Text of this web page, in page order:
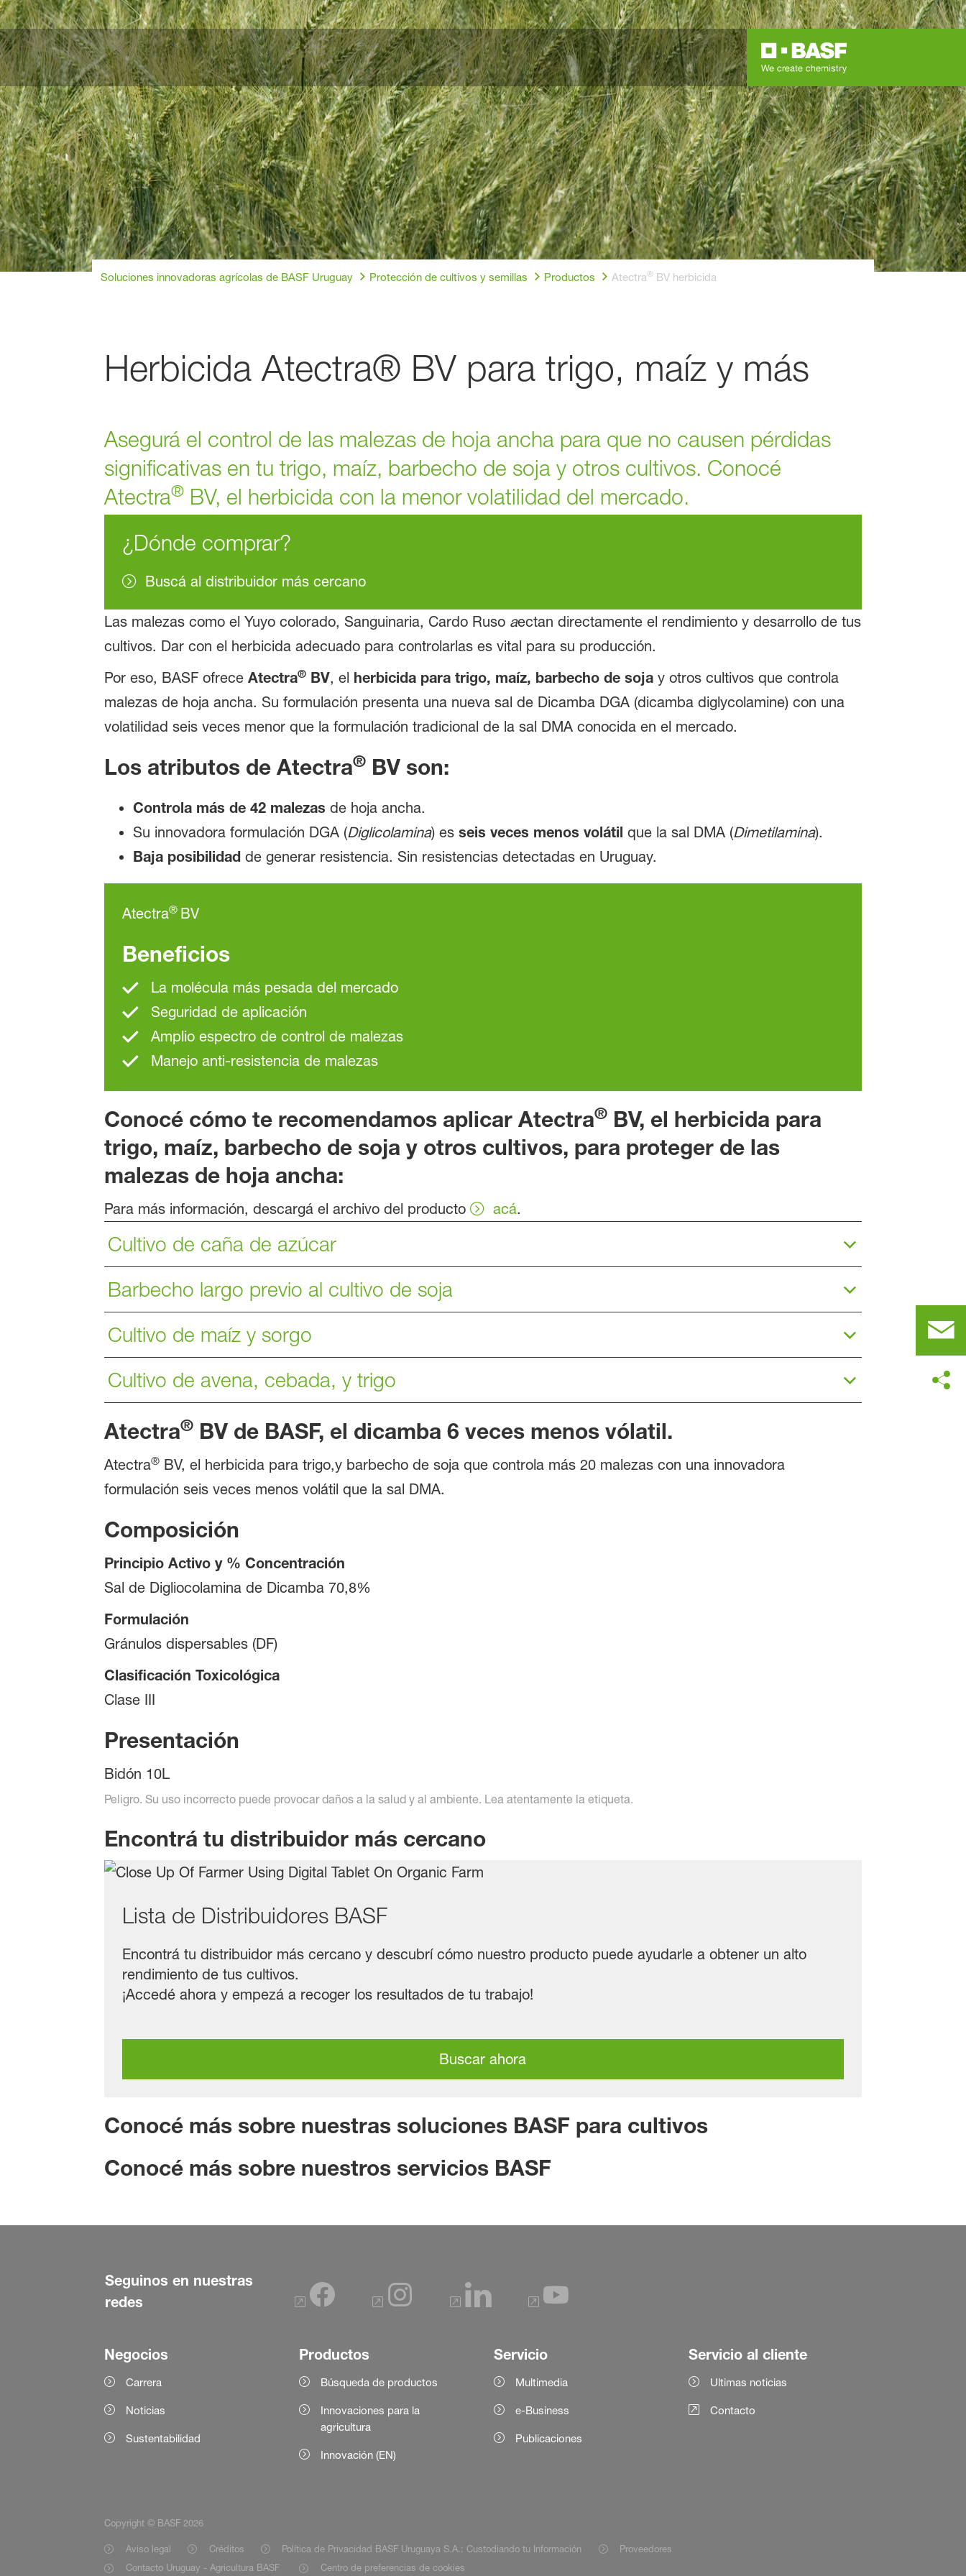
Soluciones innovadoras agrícolas de BASF Uruguay Protección de cultivos y semillas Productos Atectra®BV herbicida
Herbicida Atectra® BV para trigo, maíz y más
Asegurá el control de las malezas de hoja ancha para que no causen pérdidas
significativas en tu trigo, maíz, barbecho de soja y otros cultivos. Conocé
Atectra®BV, el herbicida con la menor volatilidad del mercado.
¿Dónde comprar?
Buscá al distribuidor más cercano
Las malezas como el Yuyo colorado, Sanguinaria, Cardo Rusoaectan directamente el rendimiento y desarrollo de tus
cultivos. Dar con el herbicida adecuado para controlarlas es vital para su producción.
Por eso, BASF ofreceAtectra®BV, el herbicida para trigo, maíz, barbecho de sojay otros cultivos que controla
malezas de hoja ancha. Su formulación presenta una nueva sal de Dicamba DGA (dicamba diglycolamine) con una
volatilidad seis veces menor que la formulación tradicional de la sal DMA conocida en el mercado.
Los atributos de Atectra®BVson:
Controla más de 42 malezas de hoja ancha.
Su innovadora formulación DGA (Diglicolamina) es seis veces menos volátil que la sal DMA (Dimetilamina).
Baja posibilidadde generar resistencia. Sin resistencias detectadas en Uruguay.
Atectra® BV
Beneficios
La molécula más pesada del mercado
Seguridad de aplicación
Amplio espectro de control de malezas
Manejo anti-resistencia de malezas
Conocé cómo te recomendamos aplicar Atectra®BV, el herbicida para
trigo, maíz, barbecho de soja y otros cultivos, para proteger de las
malezas de hoja ancha:
Para más información, descargá el archivo del producto acá.
Cultivo de caña de azúcar
Barbecho largo previo al cultivo de soja
Cultivo de maíz y sorgo
Cultivo de avena, cebada, y trigo
Atectra®BV de BASF, el dicamba 6 veces menos vólatil.
Atectra®BV, el herbicida para trigo,y barbecho de soja que controla más 20 malezas con una innovadora
formulación seis veces menos volátil que la sal DMA.
Composición
Principio Activo y % Concentración
Sal de Digliocolamina de Dicamba 70,8%
Formulación
Gránulos dispersables (DF)
Clasificación Toxicológica
Clase III
Presentación
Bidón 10L
Peligro. Su uso incorrecto puede provocar daños a la salud y al ambiente. Lea atentamente la etiqueta.
Encontrá tu distribuidor más cercano
Lista de Distribuidores BASF
Encontrá tu distribuidor más cercano y descubrí cómo nuestro producto puede ayudarle a obtener un alto
rendimiento de tus cultivos.
¡Accedé ahora y empezá a recoger los resultados de tu trabajo!
Buscar ahora
Conocé más sobre nuestras soluciones BASF para cultivos
Conocé más sobre nuestros servicios BASF
Seguinos en nuestras
redes
Negocios
Carrera
Noticias
Sustentabilidad
Productos
Búsqueda de productos
Innovaciones para la
agricultura
Innovación (EN)
Servicio
Multimedia
e-Business
Publicaciones
Servicio al cliente
Ultimas noticias
Contacto
Copyright © BASF 2026
Aviso legal Créditos Política de Privacidad BASF Uruguaya S.A.: Custodiando tu Información
Proveedores
Contacto Uruguay - Agricultura BASF
Centro de preferencias de cookies